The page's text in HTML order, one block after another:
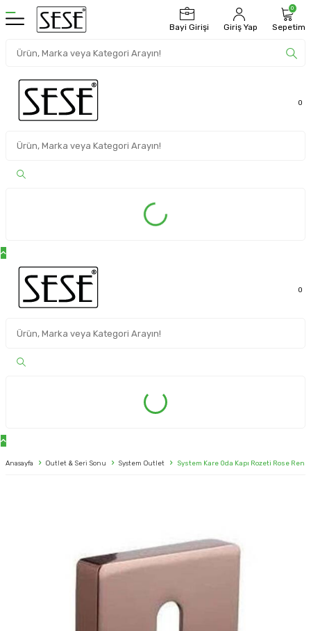
Bayi Girişi Giriş Yap
0
Sepetim
0
0
Anasayfa Outlet & Seri Sonu System Outlet System Kare Oda Kapı Rozeti Rose Renk